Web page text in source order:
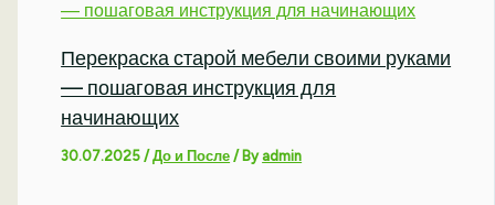
Перекраска старой мебели своими руками
— пошаговая инструкция для
начинающих
30.07.2025/До и После / Byadmin